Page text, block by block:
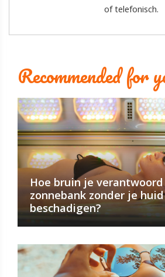
of telefonisch.
Recommended for
Hoe bruin je
zonnebank zonder je
beschadigen?